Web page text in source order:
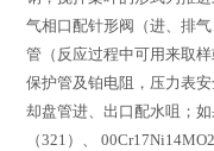
气相口配针形阀（进、排
管（反应过程中可用来取
保护管及铂电阻，压力表
却盘管进、出口配水咀；
（321 ）、 00Cr17Ni14MO2